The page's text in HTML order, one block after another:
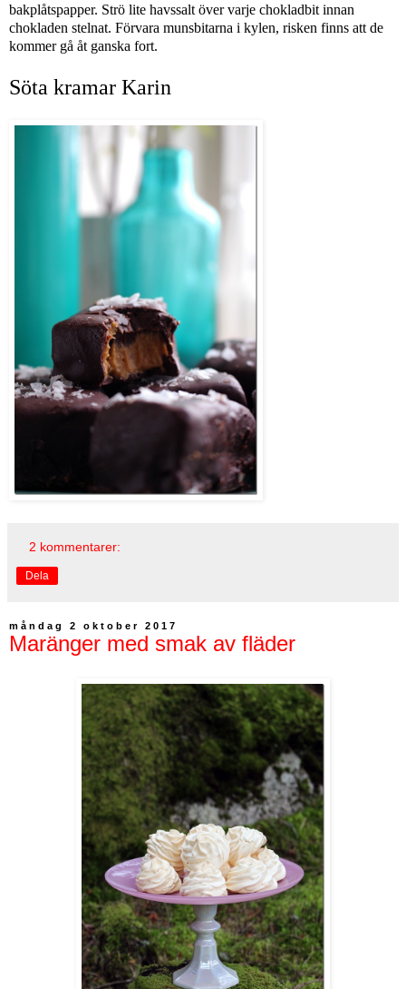
bakplåtspapper. Strö lite havssalt över varje chokladbit innan
chokladen stelnat. Förvara munsbitarna i kylen, risken finns att de
kommer gå åt ganska fort.
Söta kramar Karin
2 kommentarer:
Dela
måndag 2 oktober 2017
Maränger med smak av fläder